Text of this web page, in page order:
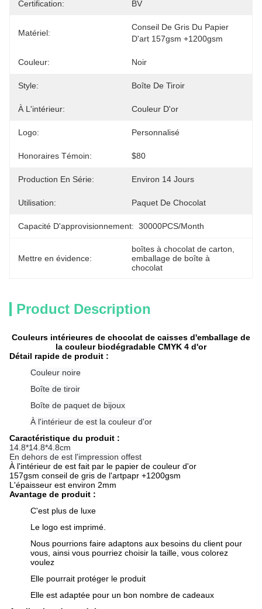
Certification: BV
Matériel:
Conseil De Gris Du Papier
D'art 157gsm +1200gsm
Couleur: Noir
Style: Boîte De Tiroir
À L'intérieur: Couleur D'or
Logo: Personnalisé
Honoraires Témoin: $80
Production En Série: Environ 14 Jours
Utilisation: Paquet De Chocolat
Capacité D'approvisionnement: 30000PCS/Month
Mettre en évidence:
boîtes à chocolat de carton
emballage de boîte à
chocolat
Product Description
Couleurs intérieures de chocolat de caisses d'emballage de
la couleur biodégradable CMYK 4 d'or
Détail rapide de produit :
Couleur noire
Boîte de tiroir
Boîte de paquet de bijoux
À l'intérieur de est la couleur d'or
Caractéristique du produit :
14.8*14.8*4.8cm
En dehors de est l'impression offest
À l'intérieur de est fait par le papier de couleur d'or
157gsm conseil de gris de l'artpapr +1200gsm
L'épaisseur est environ 2mm
Avantage de produit :
C'est plus de luxe
Le logo est imprimé.
Nous pourrions faire adaptons aux besoins du client pour
vous, ainsi vous pourriez choisir la taille, vous colorez
voulez
Elle pourrait protéger le produit
Elle est adaptée pour un bon nombre de cadeaux